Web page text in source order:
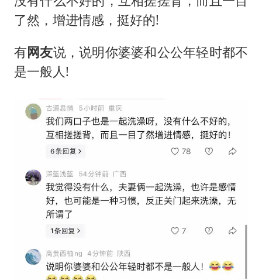
了然，增进情感，挺好的!
有网友说，说明你婆婆和公公年轻时都不
是一般人!